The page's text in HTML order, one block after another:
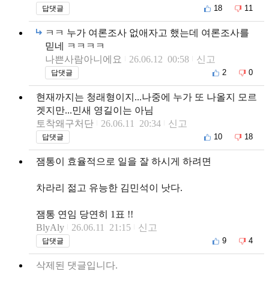
답댓글 18 11
ㅋㅋ 누가 여론조사 없애자고 했는데 여론조사를
믿네 ㅋㅋㅋㅋ
나쁜사람아니에요
26.06.12 00:58 신고
답댓글 2 0
현재까지는 청래형이지...나중에 누가 또 나올지 모르
겟지만...민새 영길이는 아님
토착왜구처단
26.06.11 20:34 신고
답댓글 10 18
잼통이 효율적으로 일을 잘 하시게 하려면
차라리 젊고 유능한 김민석이 낫다.
잼통 연임 당연히 1표 !!
BlyAly
26.06.11 21:15 신고
답댓글 9 4
삭제된 댓글입니다.